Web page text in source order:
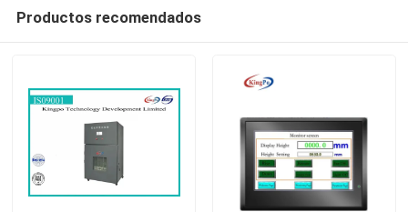
Productos recomendados